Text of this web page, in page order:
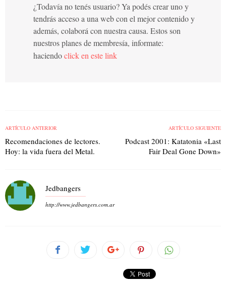
¿Todavía no tenés usuario? Ya podés crear uno y
tendrás acceso a una web con el mejor contenido y
además, colaborá con nuestra causa. Estos son
nuestros planes de membresía, informate:
haciendoclick en este link
ARTÍCULO ANTERIOR
Recomendaciones de lectores.
Hoy: la vida fuera del Metal.
ARTÍCULO SIGUIENTE
Podcast 2001: Katatonia «Last
Fair Deal Gone Down»
Jedbangers
http://www.jedbangers.com.ar